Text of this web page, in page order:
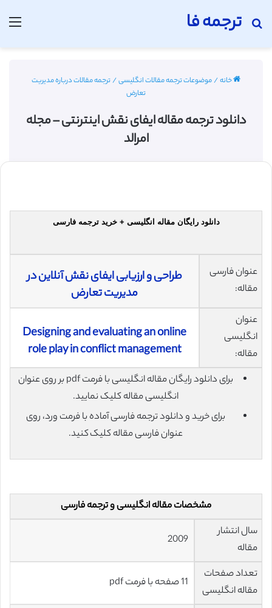
ترجمه فا
جستجو برای
خانه/موضوعات ترجمه مقالات انگلیسی/ترجمه مقالات درباره مدیریت
تعارض
دانلود ترجمه مقاله ایفای نقش اینترنتی – مجله
امرالد
دانلود رایگان مقاله انگلیسی + خرید ترجمه فارسی
عنوان فارسی
مقاله:
طراحی و ارزیابی ایفای نقش آنلاین در
مدیریت تعارض
عنوان
انگلیسی
مقاله:
Designing and evaluating an online
role play in conflict management
برای دانلود رایگان مقاله انگلیسی با فرمت pdf بر روی عنوان
انگلیسی مقاله کلیک نمایید.
برای خرید و دانلود ترجمه فارسی آماده با فرمت ورد، روی
عنوان فارسی مقاله کلیک کنید.
مشخصات مقاله انگلیسی و ترجمه فارسی
سال انتشار
مقاله
تعداد صفحات
مقاله انگلیسی